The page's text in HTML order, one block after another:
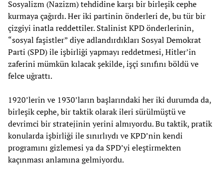
Sosyalizm (Nazizm) tehdidine karşı bir birleşik cephe
kurmaya çağırdı. Her iki partinin önderleri de, bu tür bir
çizgiyi inatla reddettiler. Stalinist KPD önderlerinin,
“sosyal faşistler” diye adlandırdıkları Sosyal Demokrat
Parti (SPD) ile işbirliği yapmayı reddetmesi, Hitler’in
zaferini mümkün kılacak şekilde, işçi sınıfını böldü ve
felce uğrattı.
1920’lerin ve 1930’ların başlarındaki her iki durumda da,
birleşik cephe, bir taktik olarak ileri sürülmüştü ve
devrimci bir stratejinin yerini almıyordu. Bu taktik, pratik
konularda işbirliği ile sınırlıydı ve KPD’nin kendi
programını gizlemesi ya da SPD’yi eleştirmekten
kaçınması anlamına gelmiyordu.